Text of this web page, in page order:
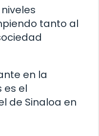
tanto al
en la
es el
de Sinaloa en